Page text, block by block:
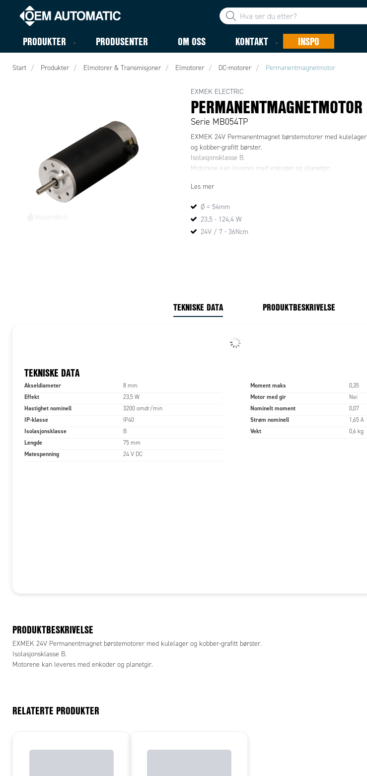
PRODUKTER PRODUSENTER OM OSS KONTAKT INSPO
Start Produkter Elmotorer & Transmisjoner Elmotorer DC-motorer Permanentmagnetmotor
EXMEK ELECTRIC
PERMANENTMAGNETMOTOR
Serie MB054TP
EXMEK 24V Permanentmagnet børstemotorer med kulelager
og kobber-grafitt børster.
Isolasjonsklasse B.
Motorene kan leveres med enkoder og planetgir.
Les mer
Ø = 54mm
23,5 - 124,4 W
24V / 7 - 36Ncm
TEKNISKE DATA PRODUKTBESKRIVELSE
TEKNISKE DATA
Akseldiameter 8 mm
Effekt 23,5 W
Hastighet nominell 3200 omdr/min
IP-klasse IP40
Isolasjonsklasse B
Lengde 75 mm
Matespenning 24 V DC
Moment maks 0,35
Motor med gir Nei
Nominelt moment 0,07
Strøm nominell 1,65 A
Vekt 0,6 kg
PRODUKTBESKRIVELSE
EXMEK 24V Permanentmagnet børstemotorer med kulelager og kobber-grafitt børster.
Isolasjonsklasse B.
Motorene kan leveres med enkoder og planetgir.
RELATERTE PRODUKTER